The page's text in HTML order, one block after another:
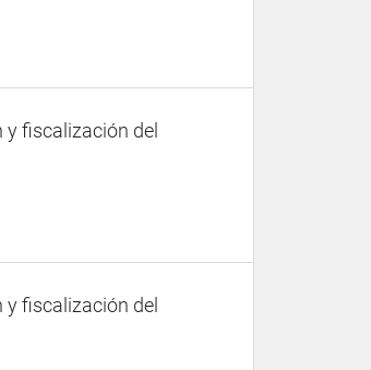
fiscalización del
fiscalización del